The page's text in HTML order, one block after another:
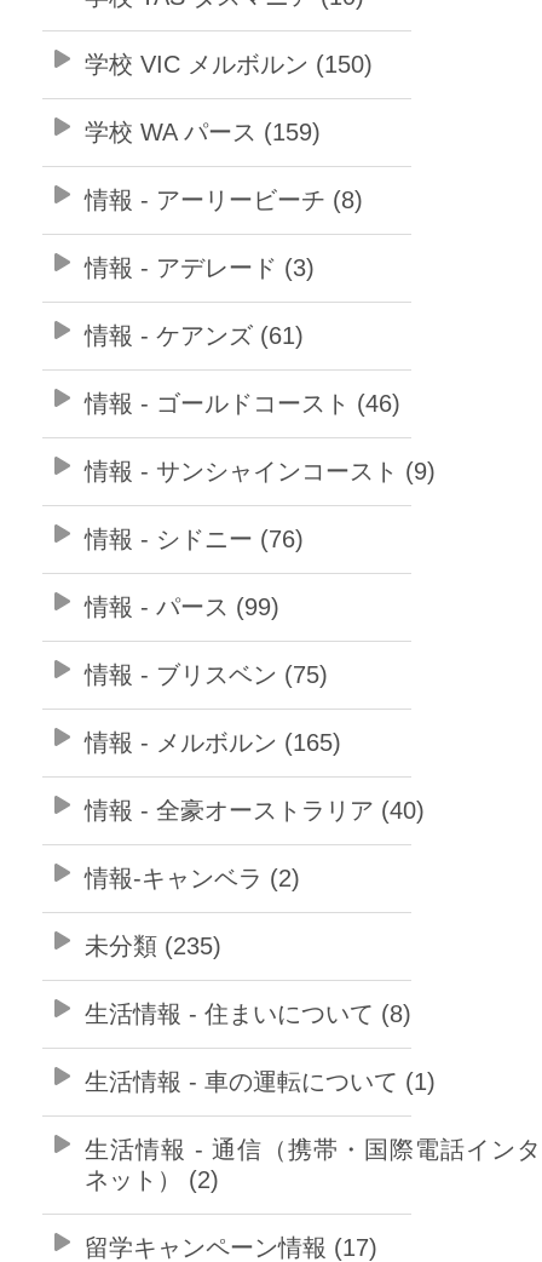
学校 VIC メルボルン (150)
学校 WA パース (159)
情報 - アーリービーチ (8)
情報 - アデレード (3)
情報 - ケアンズ (61)
情報 - ゴールドコースト (46)
情報 - サンシャインコースト (9)
情報 - シドニー (76)
情報 - パース (99)
情報 - ブリスベン (75)
情報 - メルボルン (165)
情報 - 全豪オーストラリア (40)
情報-キャンベラ (2)
未分類 (235)
生活情報 - 住まいについて (8)
生活情報 - 車の運転について (1)
生活情報 - 通信（携帯・国際電話イン
ネット） (2)
留学キャンペーン情報 (17)